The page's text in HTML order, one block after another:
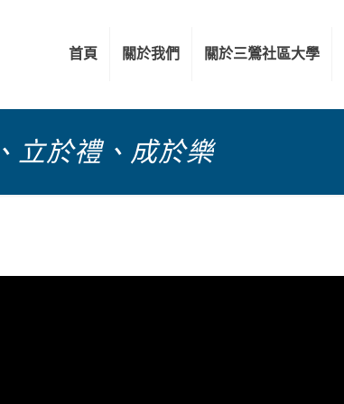
首頁 關於我們 關於三鶯社區大學
立於禮、成於樂